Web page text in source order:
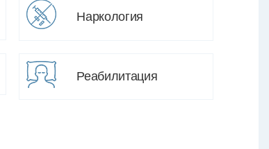
Наркология
Реабилитация